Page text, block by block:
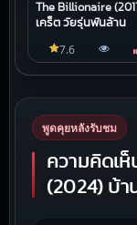
The Billionaire
เคร็ต วัยรุ่นพันล้าน
7.6
พูดคุยหลังรับชม
ความคิดเห็
(2024) บ้า